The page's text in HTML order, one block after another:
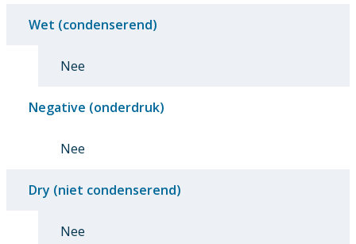
Wet (condenserend)
Nee
Negative (onderdruk)
Nee
Dry (niet condenserend)
Nee